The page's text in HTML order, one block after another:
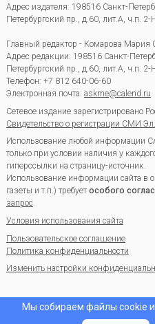
Адрес издателя: 198516 Санкт-
Петербургский пр., д.60, лит.А, ч.п.
Главный редактор - Комарова Мария
Адрес редакции: 198516 Санкт-
Петербургский пр., д.60, лит.А, ч.п.
Телефон: +7 812 640-06-60
Электронная почта: askme@calend.ru
Сетевое издание зарегистрировано
Свидетельство о регистрации СМИ
Использование любой информации
только при условии наличия у
гиперссылки на страницу-источник.
Использование информации сайта
газеты и т.п.) требуетособого
запрос.
Условия использования сайта
Пользовательское соглашение
Политика конфиденциальности
Изменить настройки
Мы собираем файлы cookie